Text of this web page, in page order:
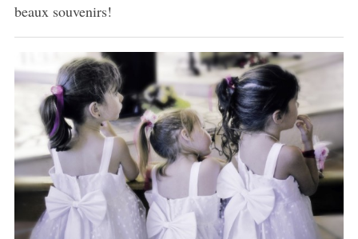
beaux souvenirs!